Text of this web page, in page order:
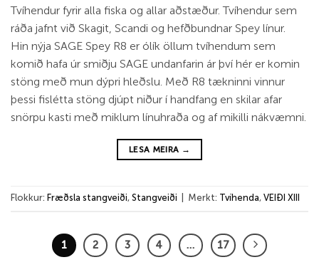
Tvíhendur fyrir alla fiska og allar aðstæður. Tvíhendur sem
ráða jafnt við Skagit, Scandi og hefðbundnar Spey línur.
Hin nýja SAGE Spey R8 er ólík öllum tvíhendum sem
komið hafa úr smiðju SAGE undanfarin ár því hér er komin
stöng með mun dýpri hleðslu. Með R8 tækninni vinnur
þessi fislétta stöng djúpt niður í handfang en skilar afar
snörpu kasti með miklum línuhraða og af mikilli nákvæmni.
LESA MEIRA →
Flokkur: Fræðsla stangveiði, Stangveiði Merkt: Tvíhenda, VEIÐI XIII
1 2 3 4 … 17